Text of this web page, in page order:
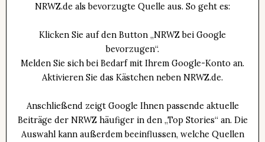
NRWZ.de als bevorzugte Quelle aus. So geht es:
Klicken Sie auf den Button „NRWZ bei Google
bevorzugen“.
Melden Sie sich bei Bedarf mit Ihrem Google-Konto an.
Aktivieren Sie das Kästchen neben NRWZ.de.
Anschließend zeigt Google Ihnen passende aktuelle
Beiträge der NRWZ häufiger in den „Top Stories“ an. Die
Auswahl kann außerdem beeinflussen, welche Quellen